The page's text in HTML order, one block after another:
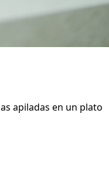
apiladas en un plato